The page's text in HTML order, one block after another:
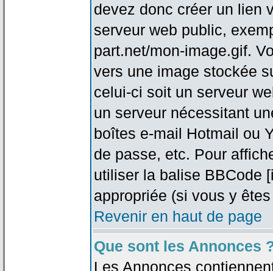
devez donc créer un lien
serveur web public,
part.net/mon-image.gif.
vers une image stockée
celui-ci soit un serveur
un serveur nécessitant
boîtes e-mail Hotmail ou
de passe, etc. Pour
utiliser la balise BBCode
appropriée (si vous y
Revenir en haut de page
Que sont les Annonces
Les Annonces